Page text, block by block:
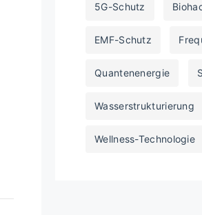
5G-Schutz
EMF-Schutz
Quantenenergie
Wasserstrukturierung
Wellness-Technologie